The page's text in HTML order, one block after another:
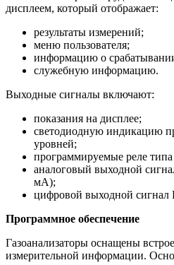
дисплеем, который отображает:
результаты измерений;
меню пользователя;
информацию о
служебную информацию.
Выходные сигналы включают:
показания на дисплее;
светодиодную индикацию
уровней;
программируемые реле типа
аналоговый выходной
мА);
цифровой выходной сигнал
Программное обеспечение
Газоанализаторы оснащены
измерительной информации.